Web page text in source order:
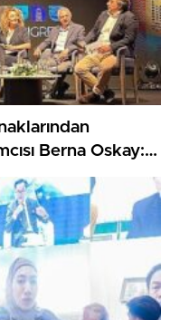
Berna Oskay:
turizmin geleceğine